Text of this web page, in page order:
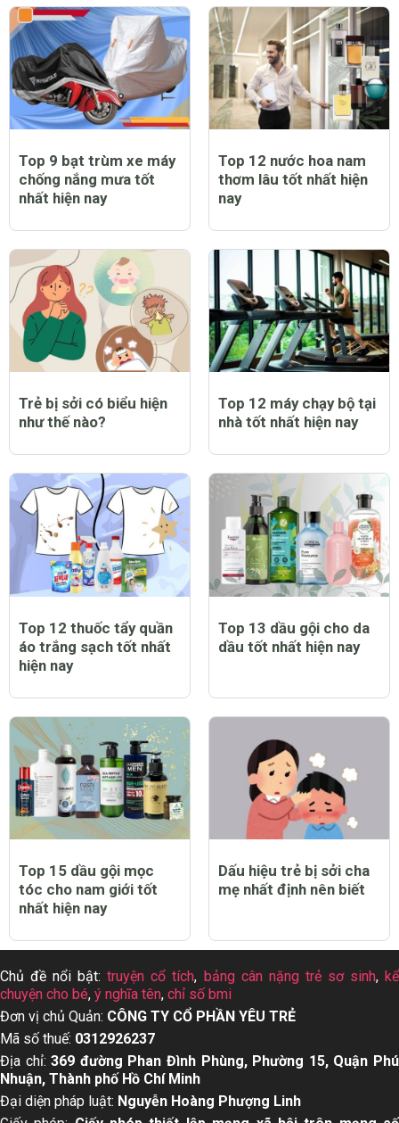
Top 9 bạt trùm xe máy
chống nắng mưa tốt
nhất hiện nay
Top 12 nước hoa nam
thơm lâu tốt nhất hiện
nay
Trẻ bị sởi có biểu hiện
như thế nào?
Top 12 máy chạy bộ tại
nhà tốt nhất hiện nay
Top 12 thuốc tẩy quần
áo trắng sạch tốt nhất
hiện nay
Top 13 dầu gội cho da
dầu tốt nhất hiện nay
Top 15 dầu gội mọc
tóc cho nam giới tốt
nhất hiện nay
Dấu hiệu trẻ bị sởi cha
mẹ nhất định nên biết
Chủ đề nổi bật:truyện cổ tích, bảng cân nặng trẻ sơ sinh, kể
chuyện cho bé, ý nghĩa tên, chỉ số bmi
Đơn vị chủ Quản: CÔNG TY CỔ PHẦN YÊU TRẺ
Mã số thuế: 0312926237
Địa chỉ:369 đường Phan Đình Phùng, Phường 15, Quận Phú
Nhuận, Thành phố Hồ Chí Minh
Đại diện pháp luật: Nguyễn Hoàng Phượng Linh